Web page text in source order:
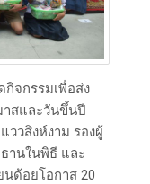
กิจกรรมเพื่อส่ง
าสและวันขึ้นปี
ววสิงห์งาม รองผู้
ธานในพิธี และ
ด้อยโอกาส 20